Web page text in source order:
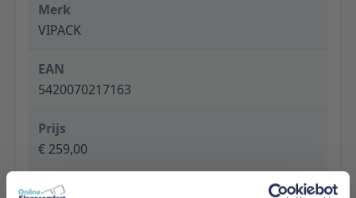
Merk
VIPACK
EAN
5420070217163
Prijs
€ 259,00
Levertijd